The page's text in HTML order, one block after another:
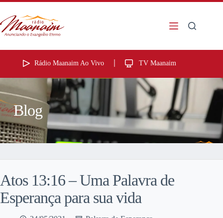
Rádio Maanaim Ao Vivo TV Maanaim
Blog
Atos 13:16 – Uma Palavra de
Esperança para sua vida